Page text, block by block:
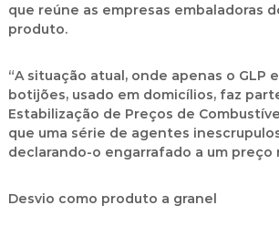
que reúne as empresas embaladoras
produto.
“A situação atual, onde apenas o GLP
botijões, usado em domicílios, faz
Estabilização de Preços de
que uma série de agentes
declarando-o engarrafado a um preço
Desvio como produto a granel